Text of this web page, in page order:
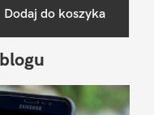
Dodaj do koszyka